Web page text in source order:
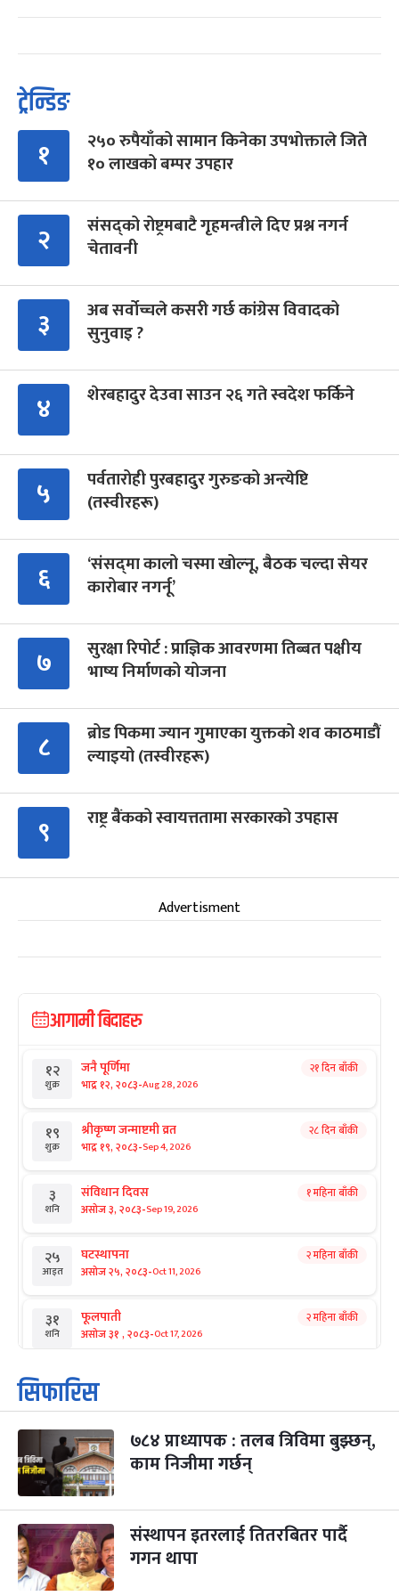
ट्रेन्डिङ
१
२५० रुपैयाँको सामान किनेका उपभोक्ताले जिते
१० लाखको बम्पर उपहार
२
संसद्को रोष्ट्रमबाटै गृहमन्त्रीले दिए प्रश्न नगर्न
चेतावनी
३
अब सर्वोच्चले कसरी गर्छ कांग्रेस विवादको
सुनुवाइ ?
४ शेरबहादुर देउवा साउन २६ गते स्वदेश फर्किने
५
पर्वतारोही पुरबहादुर गुरुङको अन्त्येष्टि
(तस्वीरहरू)
६
‘संसद्‍मा कालो चस्मा खोल्नू, बैठक चल्दा सेयर
कारोबार नगर्नू’
७
सुरक्षा रिपोर्ट : प्राज्ञिक आवरणमा तिब्बत पक्षीय
भाष्य निर्माणको योजना
८
ब्रोड पिकमा ज्यान गुमाएका युक्तको शव काठमाडौं
ल्याइयो (तस्वीरहरू)
९ राष्ट्र बैंकको स्वायत्ततामा सरकारको उपहास
Advertisment
आगामी बिदाहरु
१२
शुक्र
जनै पूर्णिमा
भाद्र १२, २०८३-Aug 28, 2026
२१ दिन बाँकी
१९
शुक्र
श्रीकृष्ण जन्माष्टमी व्रत
भाद्र १९, २०८३-Sep 4, 2026
२८ दिन बाँकी
३
शनि
संविधान दिवस
असोज ३, २०८३-Sep 19, 2026
१ महिना बाँकी
२५
आइत
घटस्थापना
असोज २५, २०८३-Oct 11, 2026
२ महिना बाँकी
३१
शनि
फूलपाती
असोज ३१ , २०८३-Oct 17, 2026
२ महिना बाँकी
१
आइत
कार्तिक सङ्क्रान्ति
कार्तिक १, २०८३
३
मंगल
महानवमी
कार्तिक ३, २०८३-Oct 20, 2026
२ महिना बाँकी
४
बुध कार्तिक ४, २०८३
५
बिहि
पापा‌ङ्कुशा एकादशी व्रत
कार्तिक ५, २०८३
सिफारिस
७८४ प्राध्यापक : तलब त्रिविमा बुझ्छन्,
काम निजीमा गर्छन्
संस्थापन इतरलाई तितरबितर पार्दै
गगन थापा